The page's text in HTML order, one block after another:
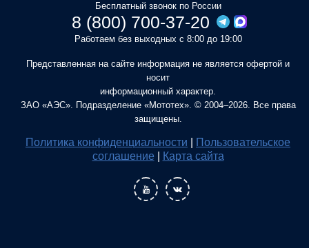
Бесплатный звонок по России
8 (800) 700-37-20
Работаем без выходных с 8:00 до 19:00
Представленная на сайте информация не является офертой и
носит
информационный характер.
ЗАО «АЭС». Подразделение «Мототех». © 2004–2026. Все права
защищены.
Политика конфиденциальности
Пользовательское
соглашение
Карта сайта